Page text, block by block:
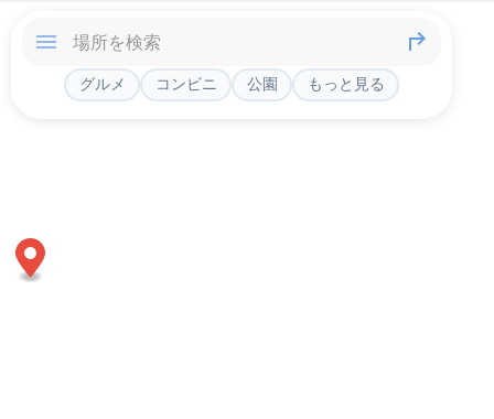
グルメ コンビニ 公園 もっと見る